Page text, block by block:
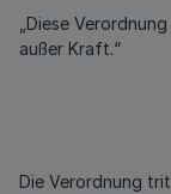
„Diese
außer Kraft.“
Die Verordnung